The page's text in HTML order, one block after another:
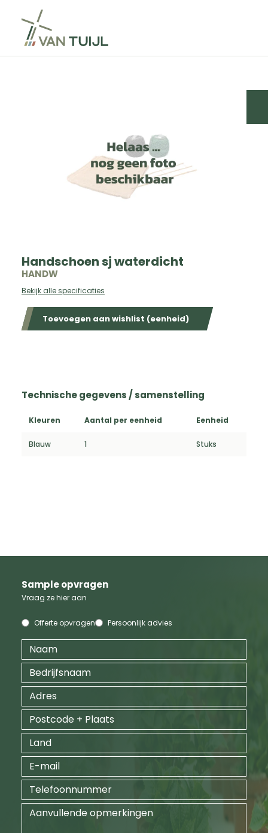
Handschoen sj waterdicht
HANDW
Bekijk alle specificaties
Toevoegen aan wishlist (eenheid)
Technische gegevens / samenstelling
Kleuren Aantal per eenheid Eenheid
Blauw 1 Stuks
Sample opvragen
Vraag ze hier aan
Offerte opvragen Persoonlijk advies